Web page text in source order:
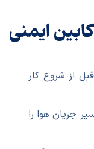
ایمنی
حداقل ۵ دقیقه قبل از شروع کار
جریان هوا را